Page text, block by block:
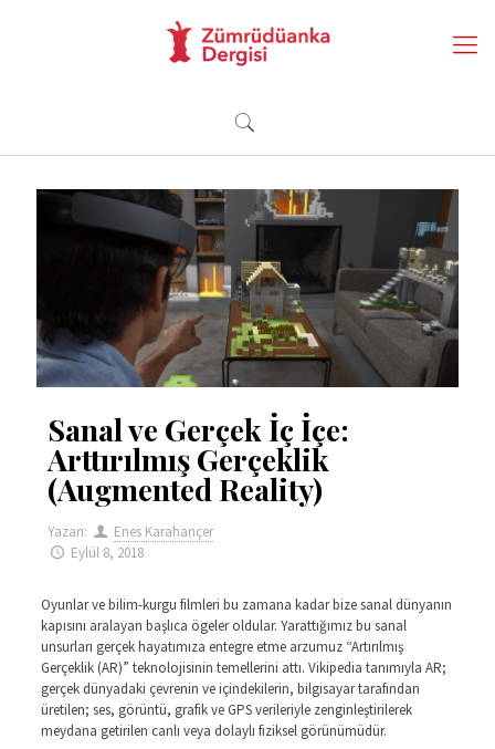
Sanal ve Gerçek İç İçe:
Arttırılmış Gerçeklik
(Augmented Reality)
Yazan:
Enes Karahançer
Eylül 8, 2018
Oyunlar ve bilim-kurgu filmleri bu zamana kadar bize sanal dünyanın
kapısını aralayan başlıca ögeler oldular. Yarattığımız bu sanal
unsurları gerçek hayatımıza entegre etme arzumuz “Artırılmış
Gerçeklik (AR)” teknolojisinin temellerini attı. Vikipedia tanımıyla AR;
gerçek dünyadaki çevrenin ve içindekilerin, bilgisayar tarafından
üretilen; ses, görüntü, grafik ve GPS verileriyle zenginleştirilerek
meydana getirilen canlı veya dolaylı fiziksel görünümüdür.